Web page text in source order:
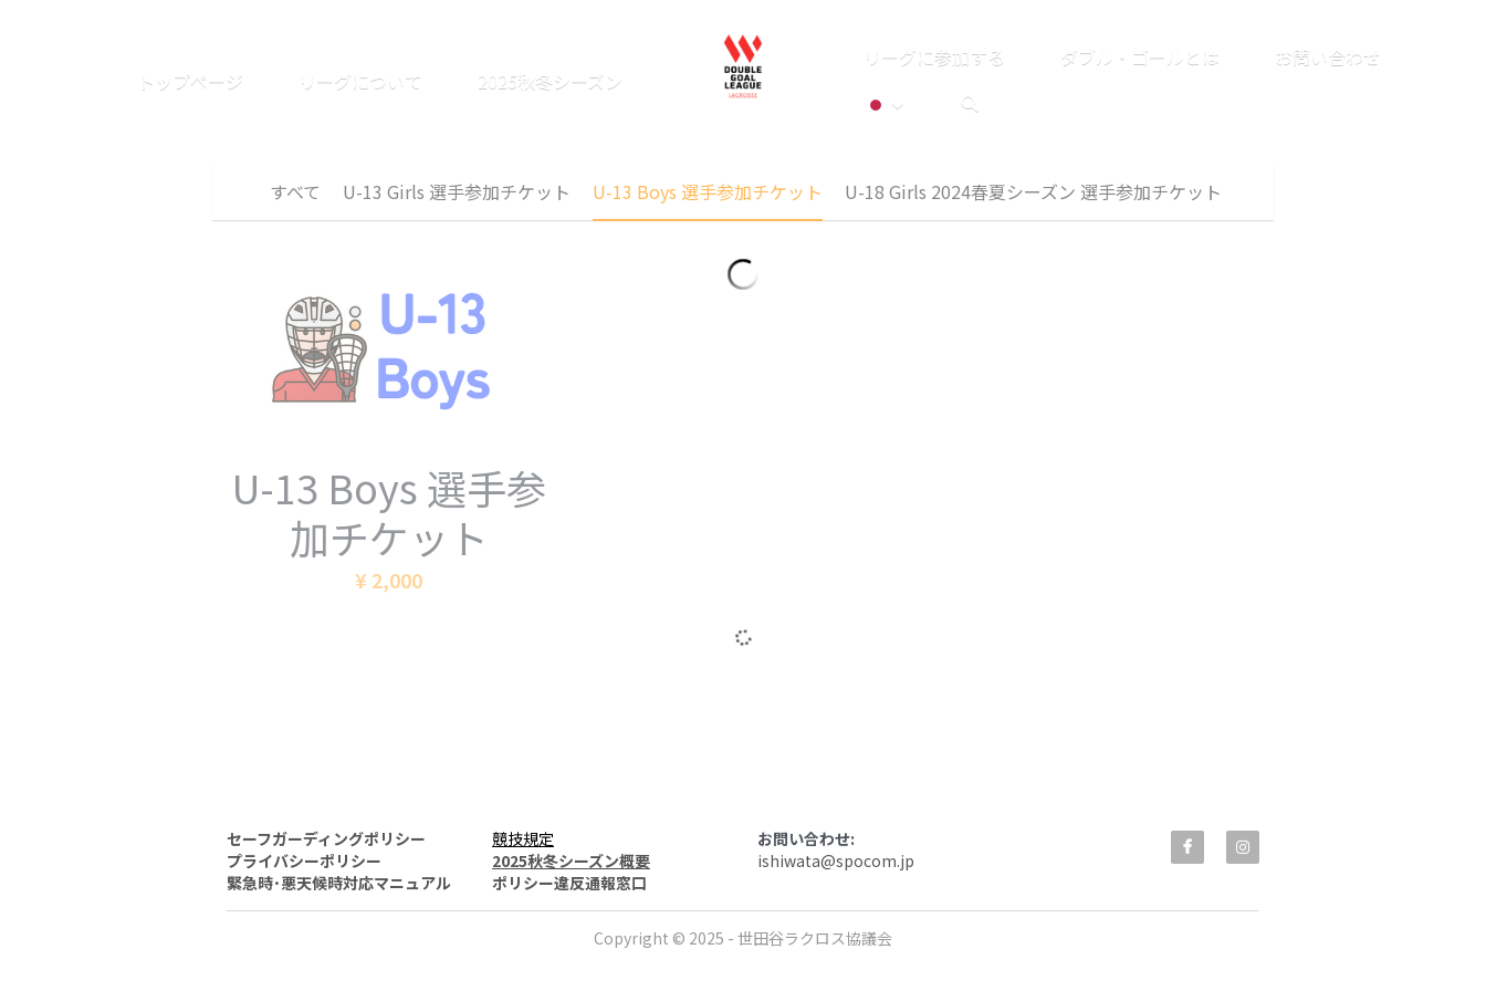
トップページ リーグについて 2025秋冬シーズン
リーグに参加する ダブル・ゴールとは お問い合わせ
すべて U-13 Girls 選手参加チケット U-13 Boys 選手参加チケット U-18 Girls 2024春夏シーズン 選手参加チケット
U-13 Boys 選手参
加チケット
¥ 2,000
プライバシーポリシー
緊急時･悪天候時対応マニュアル
2025秋冬シーズン概要
ポリシー違反通報窓口
ishiwata@spocom.jp
サイトマップ
Copyright © 2025 - 世田谷ラクロス協議会